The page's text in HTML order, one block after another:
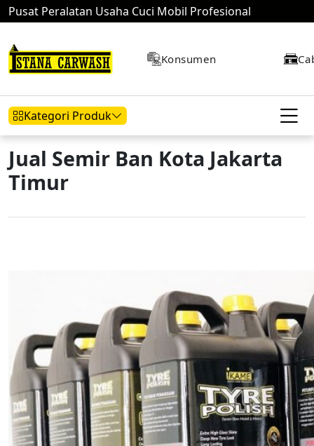
Pusat Peralatan Usaha Cuci Mobil Profesional
Konsumen
Kategori Produk
Hidrolik Mobil
Jual Semir Ban Kota Jakarta
Timur